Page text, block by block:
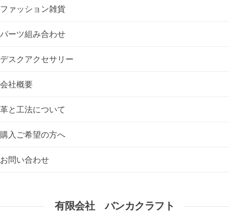
ファッション雑貨
パーツ組み合わせ
デスクアクセサリー
会社概要
革と工法について
購入ご希望の方へ
お問い合わせ
有限会社 バンカクラフト